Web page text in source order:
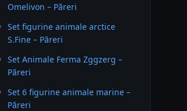
Omelivon – Păreri
Set figurine animale arctice
S.Fine – Păreri
Set Animale Ferma Zggzerg –
Păreri
Set 6 figurine animale marine –
Păreri